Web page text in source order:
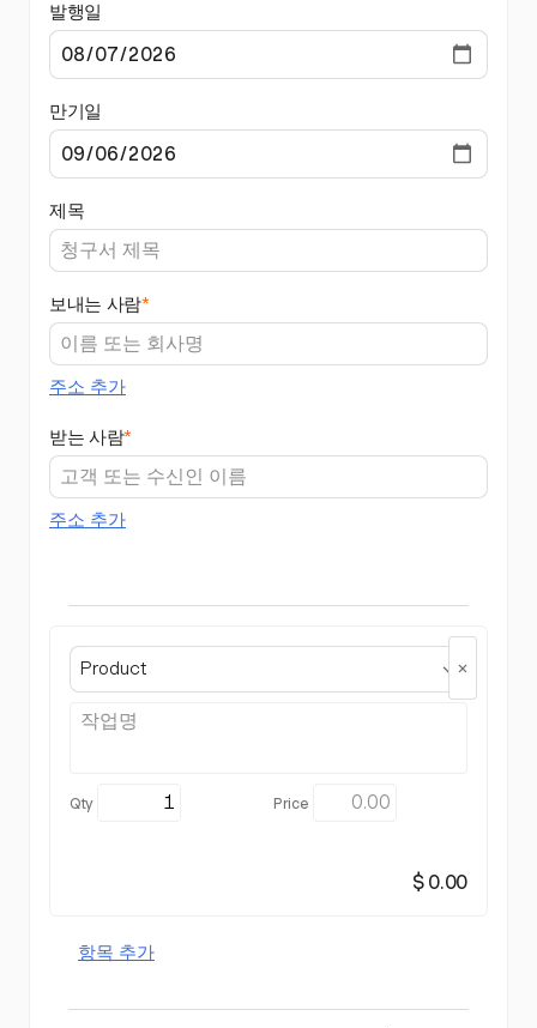
발행일
만기일
제목
보내는 사람*
주소 추가
받는 사람*
주소 추가
Product
$ 0.00
항목 추가